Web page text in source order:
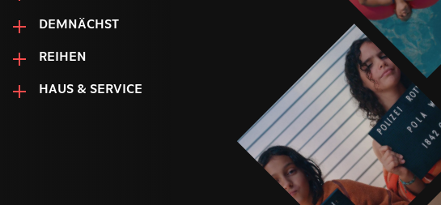
DEMNÄCHST
REIHEN
HAUS & SERVICE